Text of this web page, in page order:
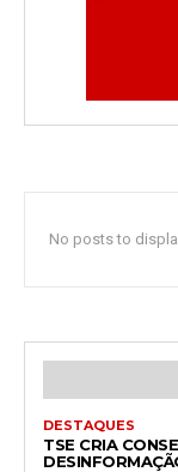
No posts to
DESTAQUES
TSE CRIA